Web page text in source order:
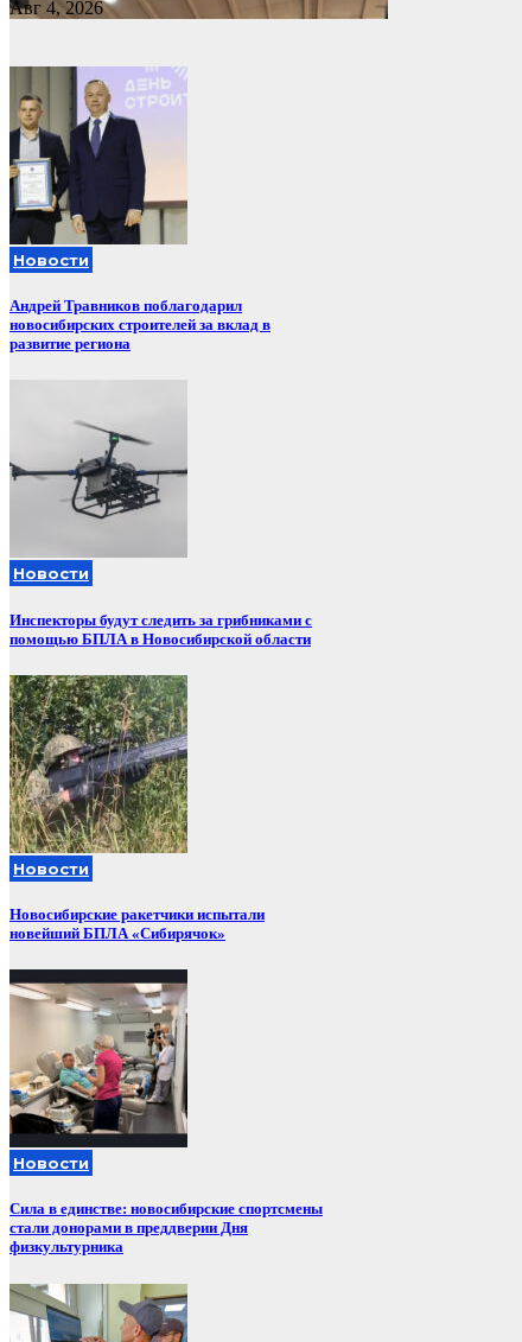
Авг 4, 2026
Новости
Андрей Травников поблагодарил
новосибирских строителей за вклад в
развитие региона
Новости
Инспекторы будут следить за грибниками с
помощью БПЛА в Новосибирской области
Новости
Новосибирские ракетчики испытали
новейший БПЛА «Сибирячок»
Новости
Сила в единстве: новосибирские спортсмены
стали донорами в преддверии Дня
физкультурника